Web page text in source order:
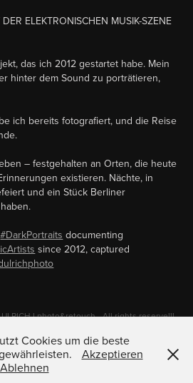
ELEKTRONISCHEN MUSIK-SZENE
das ich 2012 gestartet habe. Mein
hinter dem Sound zu porträtieren,
ich bereits fotografiert, und die Reise
– festgehalten an Orten, die heute
existieren. Nächte, in
und ein Stück Berliner
#DarkPortraits documenting
since 2012, captured
I photo&retouch - All rights reserve!!!
images of this site (i.e. without the written
is strictly forbidden and will be
prosecuted.
Cookies um die beste
Akzeptieren
Ablehnen